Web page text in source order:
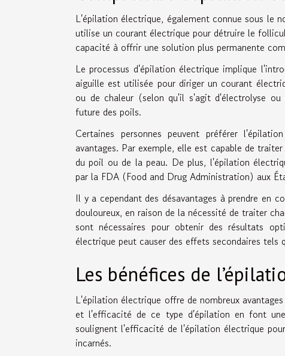
L'épilation électrique, également connue sous le
utilise un courant électrique pour détruire le
capacité à offrir une solution plus permanente
Le processus d'épilation électrique implique
aiguille est utilisée pour diriger un courant
ou de chaleur (selon qu'il s'agit d'électrolyse
future des poils.
Certaines personnes peuvent préférer
avantages. Par exemple, elle est capable de
du poil ou de la peau. De plus, l'épilation
par la FDA (Food and Drug Administration) aux
Il y a cependant des désavantages à prendre en
douloureux, en raison de la nécessité de traiter
sont nécessaires pour obtenir des résultats
électrique peut causer des effets secondaires
Les bénéfices de
L'épilation électrique offre de nombreux
et l'efficacité de ce type d'épilation en font
soulignent l'efficacité de l'épilation électrique
incarnés.